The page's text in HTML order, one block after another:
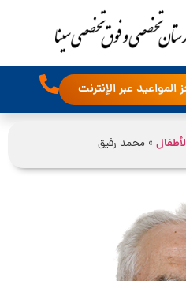
المواعيد عبر الإنترنت
» محمد رفیق